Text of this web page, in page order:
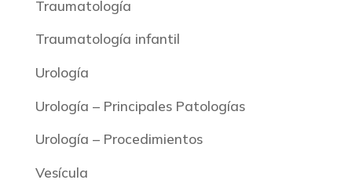
Traumatología
Traumatología infantil
Urología
Urología – Principales Patologías
Urología – Procedimientos
Vesícula